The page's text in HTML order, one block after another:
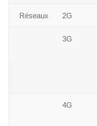
Réseaux 2G
3G
4G